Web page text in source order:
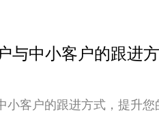
与中小客户的跟进
小客户的跟进方式，提升您